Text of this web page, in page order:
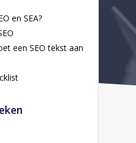
en SEA?
een SEO tekst aan